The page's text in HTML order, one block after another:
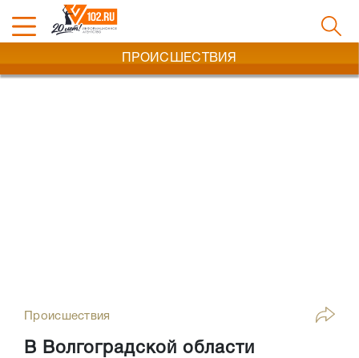
ПРОИСШЕСТВИЯ
Происшествия
В Волгоградской области